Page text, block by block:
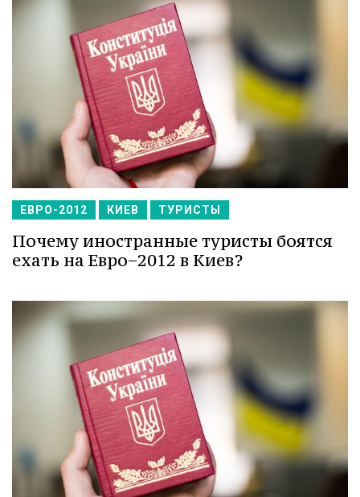
ЕВРО-2012 КИЕВ ТУРИСТЫ
Почему иностранные туристы боятся
ехать на Евро−2012 в Киев?